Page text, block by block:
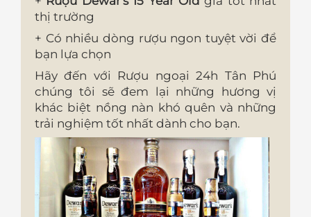
thị trường
+ Có nhiều dòng rượu ngon tuyệt vời để
bạn lựa chọn
Hãy đến với Rượu ngoại 24h Tân Phú
chúng tôi sẽ đem lại những hương vị
khác biệt nồng nàn khó quên và những
trải nghiệm tốt nhất dành cho bạn.